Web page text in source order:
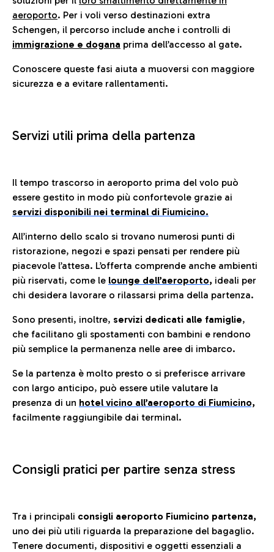
aeroporto. Per i voli verso destinazioni extra
Schengen, il percorso include anche i controlli di
immigrazione e dogana prima dell’accesso al gate.
Conoscere queste fasi aiuta a muoversi con maggiore
sicurezza e a evitare rallentamenti.
Servizi utili prima della partenza
Il tempo trascorso in aeroporto prima del volo può
essere gestito in modo più confortevole grazie ai
servizi disponibili nei terminal di Fiumicino.
All’interno dello scalo si trovano numerosi punti di
ristorazione, negozi e spazi pensati per rendere più
piacevole l’attesa. L’offerta comprende anche ambienti
più riservati, come le lounge dell’aeroporto, ideali per
chi desidera lavorare o rilassarsi prima della partenza.
Sono presenti, inoltre, servizi dedicati alle famiglie,
che facilitano gli spostamenti con bambini e rendono
più semplice la permanenza nelle aree di imbarco.
Se la partenza è molto presto o si preferisce arrivare
con largo anticipo, può essere utile valutare la
presenza di un hotel vicino all’aeroporto di Fiumicino,
facilmente raggiungibile dai terminal.
Consigli pratici per partire senza stress
Tra i principali consigli aeroporto Fiumicino partenza,
uno dei più utili riguarda la preparazione del bagaglio.
Tenere documenti, dispositivi e oggetti essenziali a